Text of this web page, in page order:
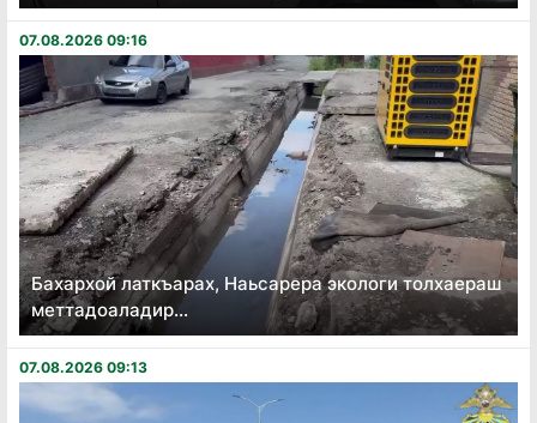
07.08.2026 09:16
Бахархой латкъарах, Наьсарера экологи толхаераш
меттадоаладир...
07.08.2026 09:13